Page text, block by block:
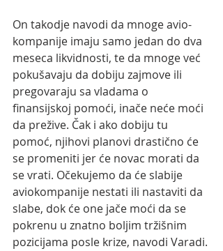
On takodje navodi da mnoge avio-
kompanije imaju samo jedan do dva
meseca likvidnosti, te da mnoge već
pokušavaju da dobiju zajmove ili
pregovaraju sa vladama o
finansijskoj pomoći, inače neće moći
da prežive. Čak i ako dobiju tu
pomoć, njihovi planovi drastično će
se promeniti jer će novac morati da
se vrati. Očekujemo da će slabije
aviokompanije nestati ili nastaviti da
slabe, dok će one jače moći da se
pokrenu u znatno boljim tržišnim
pozicijama posle krize, navodi Varadi.